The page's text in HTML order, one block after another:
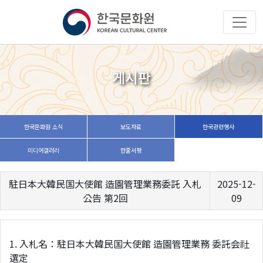
게시판
한국문화원 소식 보도자료 한국관련행사
미디어갤러리 한줄서평
駐日本大韓民国大使館 造園管理業務委託 入札
公告 第2回
2025-12-
09
1. 入札名：駐日本大韓民国大使館 造園管理業務 委託会社
選定